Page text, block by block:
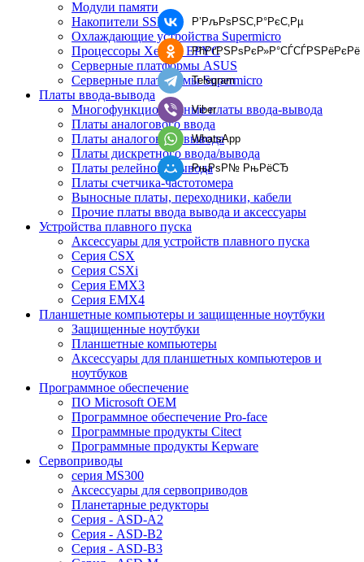
Модули памяти
Накопители SSD
Охлаждающие устройства Supermicro
Процессоры Xeon и EPYC
Серверные платформы ASUS
Серверные платформы Supermicro
Платы ввода-вывода
Многофункциональные платы ввода-вывода
Платы аналогового ввода
Платы аналогового вывода
Платы дискретного ввода/вывода
Платы релейного вывода
Платы счетчика-частотомера
Выносные платы, переходники, кабели
Прочие платы ввода вывода и аксессуары
Устройства плавного пуска
Аксессуары для устройств плавного пуска
Серия CSX
Серия CSXi
Серия EMX3
Серия EMX4
Планшетные компьютеры и защищенные ноутбуки
Защищенные ноутбуки
Планшетные компьютеры
Аксессуары для планшетных компьютеров и
ноутбуков
Программное обеспечение
ПО Microsoft OEM
Программное обеспечение Pro-face
Программные продукты Citect
Программные продукты Kepware
Сервоприводы
серия MS300
Аксессуары для сервоприводов
Планетарные редукторы
Серия - ASD-A2
Серия - ASD-B2
Серия - ASD-B3
Р’РљРѕРЅС‚Р°РєС‚Рµ
РћРґРЅРѕРєР»Р°СЃСЃРЅРёРєРё
Telegram
Viber
WhatsApp
РњРѕР№ РњРёСЂ